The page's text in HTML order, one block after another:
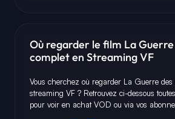
Où regarder le film La
complet en Streaming VF
Vous cherchez où regarder La Guerre des
streaming VF ? Retrouvez ci-dessous
pour voir en achat VOD ou via vos